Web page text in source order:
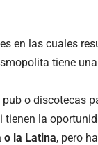
en las cuales
tiene
o discotecas
la
o la Latina, pero